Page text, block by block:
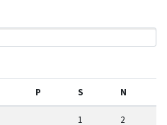
P S N
1 2